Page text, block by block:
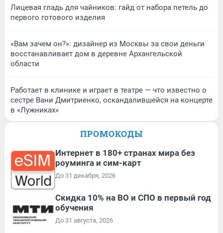
Лицевая гладь для чайников: гайд от набора петель до
первого готового изделия
«Вам зачем он?»: дизайнер из Москвы за свои деньги
восстанавливает дом в деревне Архангельской
области
Работает в клинике и играет в театре — что известно о
сестре Вани Дмитриенко, оскандалившейся на концерте
в «Лужниках»
ПРОМОКОДЫ
Интернет в 180+ странах мира без
роуминга и сим-карт
До 31 декабря, 2026
Скидка 10% на ВО и СПО в первый год
обучения
До 31 августа, 2026